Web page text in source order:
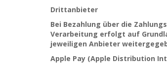
Drittanbieter
Bei Bezahlung über die
Verarbeitung erfolgt auf
jeweiligen Anbieter
Apple Pay (Apple Distribution